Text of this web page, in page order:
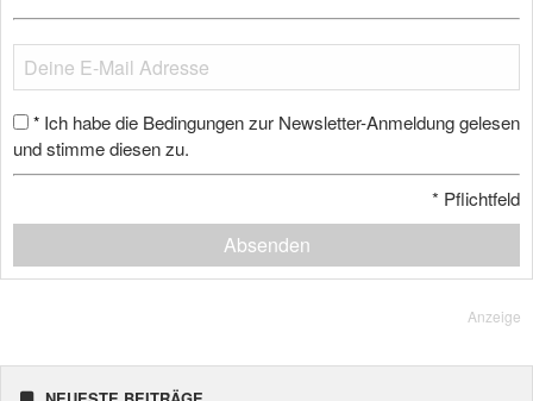
* Ich habe die Bedingungen zur Newsletter-Anmeldung gelesen
und stimme diesen zu.
* Pflichtfeld
Absenden
Anzeige